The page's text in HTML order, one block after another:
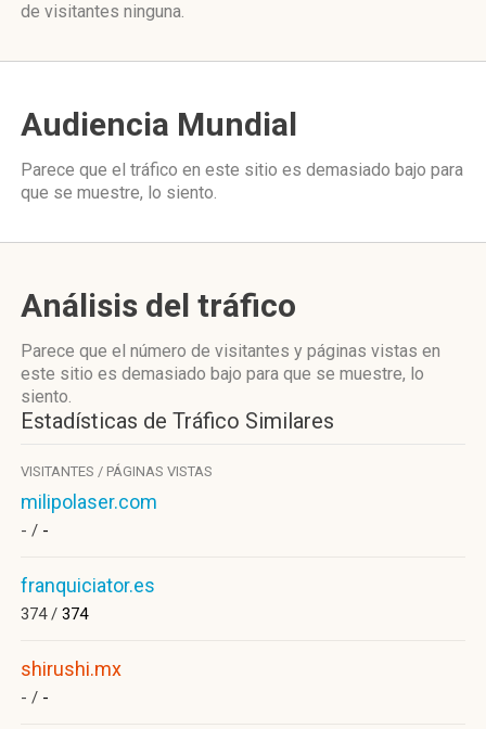
de visitantes ninguna.
Audiencia Mundial
Parece que el tráfico en este sitio es demasiado bajo para
que se muestre, lo siento.
Análisis del tráfico
Parece que el número de visitantes y páginas vistas en
este sitio es demasiado bajo para que se muestre, lo
siento.
Estadísticas de Tráfico Similares
VISITANTES / PÁGINAS VISTAS
milipolaser.com
- / -
franquiciator.es
374 / 374
shirushi.mx
- / -